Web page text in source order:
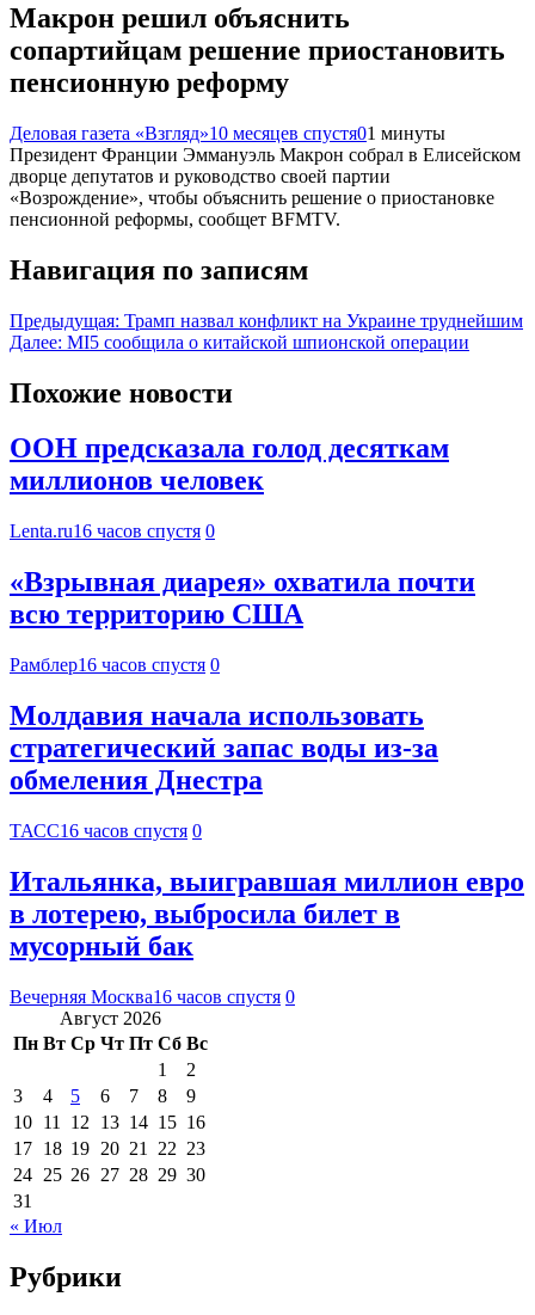
Макрон решил объяснить
сопартийцам решение приостановить
пенсионную реформу
Деловая газета «Взгляд»10 месяцев спустя01 минуты
Президент Франции Эммануэль Макрон собрал в Елисейском
дворце депутатов и руководство своей партии
«Возрождение», чтобы объяснить решение о приостановке
пенсионной реформы, сообщет BFMTV.
Навигация по записям
Предыдущая: Трамп назвал конфликт на Украине труднейшим
Далее: MI5 сообщила о китайской шпионской операции
Похожие новости
ООН предсказала голод десяткам
миллионов человек
Lenta.ru16 часов спустя 0
«Взрывная диарея» охватила почти
всю территорию США
Рамблер16 часов спустя 0
Молдавия начала использовать
стратегический запас воды из-за
обмеления Днестра
ТАСС16 часов спустя 0
Итальянка, выигравшая миллион евро
в лотерею, выбросила билет в
мусорный бак
Вечерняя Москва16 часов спустя 0
Август 2026
Пн Вт Ср Чт Пт Сб Вс
1
2
3
4 5 6 7 8
9
10 11 12 13 14 15 16
17 18 19 20 21 22 23
24 25 26 27 28 29 30
31
« Июл
Рубрики